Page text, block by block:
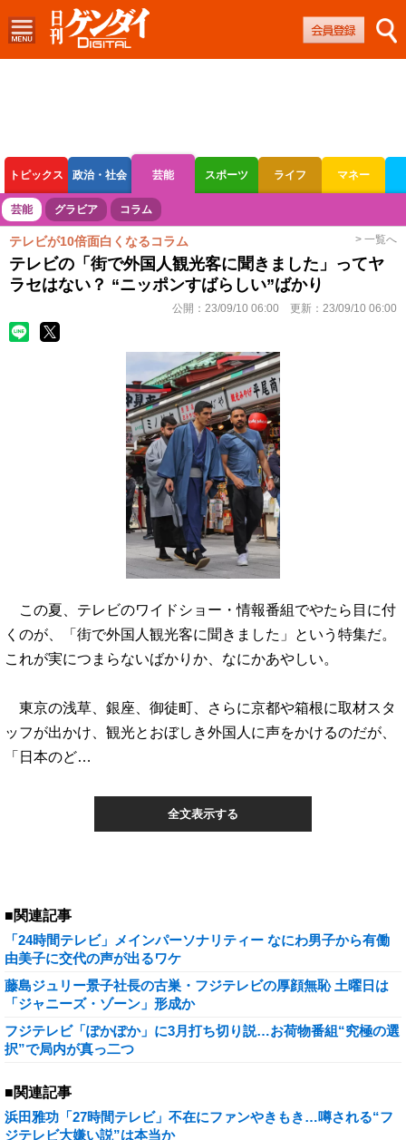
トピックス 政治・社会 芸能 スポーツ ライフ マネー
ボートレース 競輪 オートレース
芸能 グラビア コラム
テレビが10倍面白くなるコラム > 一覧へ
テレビの「街で外国人観光客に聞きました」ってヤ
ラセはない？ “ニッポンすばらしい”ばかり
公開： 23/09/10 06:00 更新： 23/09/10 06:00
この夏、テレビのワイドショー・情報番組でやたら目に付
くのが、「街で外国人観光客に聞きました」という特集だ。
これが実につまらないばかりか、なにかあやしい。
東京の浅草、銀座、御徒町、さらに京都や箱根に取材スタ
ッフが出かけ、観光とおぼしき外国人に声をかけるのだが、
「日本のど…
全文表示する
■関連記事
「24時間テレビ」メインパーソナリティー なにわ男子から有働
由美子に交代の声が出るワケ
藤島ジュリー景子社長の古巣・フジテレビの厚顔無恥 土曜日は
「ジャニーズ・ゾーン」形成か
フジテレビ「ぽかぽか」に3月打ち切り説…お荷物番組“究極の選
択”で局内が真っ二つ
■関連記事
浜田雅功「27時間テレビ」不在にファンやきもき…噂される“フ
ジテレビ大嫌い説”は本当か